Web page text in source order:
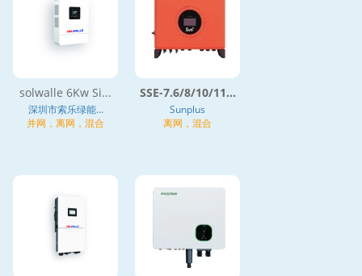
solwalle 6Kw Si...
深圳市索乐绿能...
并网，离网，混合
SSE-7.6/8/10/11...
Sunplus
离网，混合